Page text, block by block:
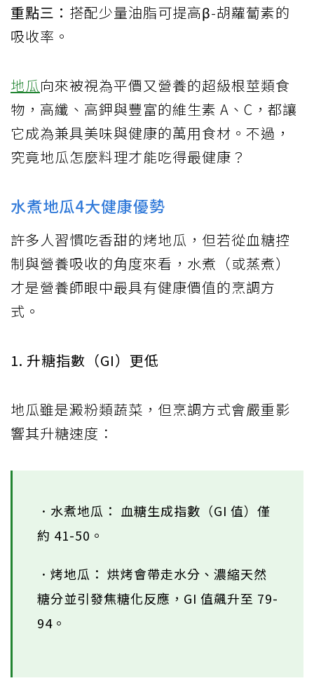
重點三： 搭配少量油脂可提高β-胡蘿蔔素的
吸收率。
地瓜向來被視為平價又營養的超級根莖類食
物，高纖、高鉀與豐富的維生素 A、C，都讓
它成為兼具美味與健康的萬用食材。不過，
究竟地瓜怎麼料理才能吃得最健康？
水煮地瓜4大健康優勢
許多人習慣吃香甜的烤地瓜，但若從血糖控
制與營養吸收的角度來看，水煮（或蒸煮）
才是營養師眼中最具有健康價值的烹調方
式。
1. 升糖指數（GI）更低
地瓜雖是澱粉類蔬菜，但烹調方式會嚴重影
響其升糖速度：
．水煮地瓜： 血糖生成指數（GI 值）僅
約 41-50。
．烤地瓜： 烘烤會帶走水分、濃縮天然
糖分並引發焦糖化反應，GI 值飆升至 79-
94。